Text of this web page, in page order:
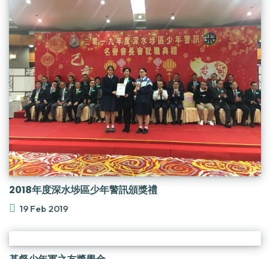
2018年度深水埗區少年警訊頒獎禮
19 Feb 2019